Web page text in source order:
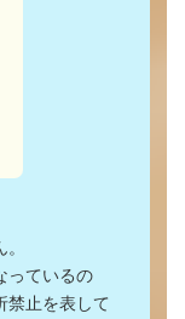
っているの
禁止を表して